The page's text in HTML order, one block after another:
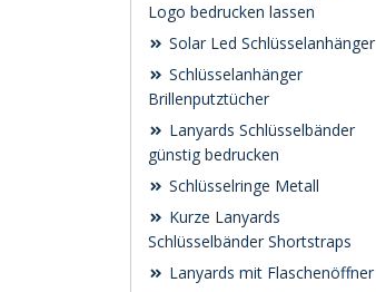
Logo bedrucken lassen
Solar Led Schlüsselanhänger
Schlüsselanhänger
Brillenputztücher
Lanyards Schlüsselbänder
günstig bedrucken
Schlüsselringe Metall
Kurze Lanyards
Schlüsselbänder Shortstraps
Lanyards mit Flaschenöffner